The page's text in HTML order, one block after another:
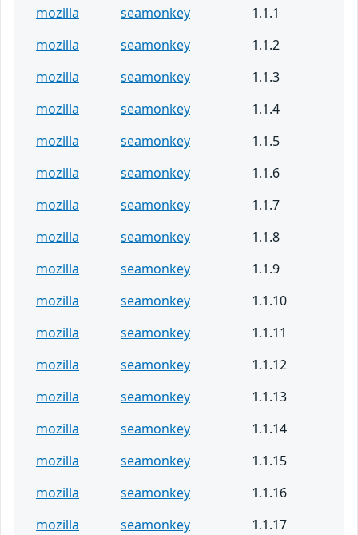
mozilla
seamonkey
1.1.1
mozilla
seamonkey
1.1.2
mozilla
seamonkey
1.1.3
mozilla
seamonkey
1.1.4
mozilla
seamonkey
1.1.5
mozilla
seamonkey
1.1.6
mozilla
seamonkey
1.1.7
mozilla
seamonkey
1.1.8
mozilla
seamonkey
1.1.9
mozilla
seamonkey
1.1.10
mozilla
seamonkey
1.1.11
mozilla
seamonkey
1.1.12
mozilla
seamonkey
1.1.13
mozilla
seamonkey
1.1.14
mozilla
seamonkey
1.1.15
mozilla
seamonkey
1.1.16
mozilla
seamonkey
1.1.17